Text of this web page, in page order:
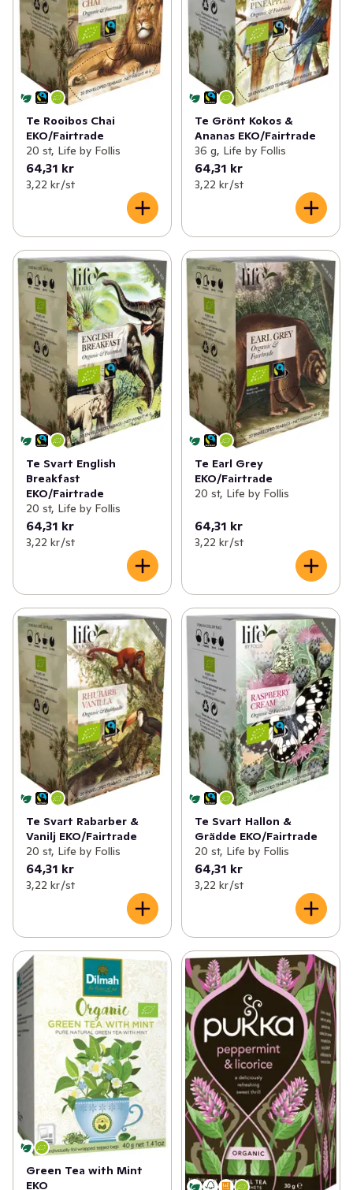
Te Rooibos Chai
EKO/Fairtrade
20 st, Life by Follis
64,31 kr
3,22 kr /st
Te Grönt Kokos &
Ananas EKO/Fairtrade
36 g, Life by Follis
64,31 kr
3,22 kr /st
Te Svart English
Breakfast
EKO/Fairtrade
20 st, Life by Follis
64,31 kr
3,22 kr /st
Te Earl Grey
EKO/Fairtrade
20 st, Life by Follis
64,31 kr
3,22 kr /st
Te Svart Rabarber &
Vanilj EKO/Fairtrade
20 st, Life by Follis
64,31 kr
3,22 kr /st
Te Svart Hallon &
Grädde EKO/Fairtrade
20 st, Life by Follis
64,31 kr
3,22 kr /st
Green Tea with Mint
EKO